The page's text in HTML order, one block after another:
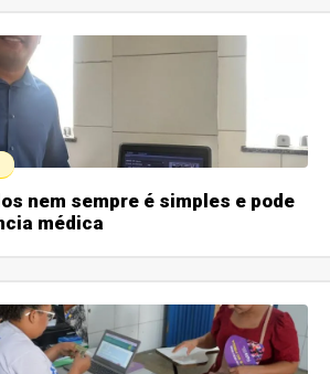
nem sempre é simples e pode
médica